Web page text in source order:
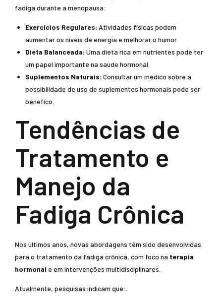
fadiga durante a menopausa:
Exercícios Regulares: Atividades físicas podem
aumentar os níveis de energia e melhorar o humor.
Dieta Balanceada: Uma dieta rica em nutrientes pode ter
um papel importante na saúde hormonal.
Suplementos Naturais: Consultar um médico sobre a
possibilidade de uso de suplementos hormonais pode ser
benéfico.
Tendências de
Tratamento e
Manejo da
Fadiga Crônica
Nos últimos anos, novas abordagens têm sido desenvolvidas
para o tratamento da fadiga crônica, com foco na terapia
hormonal e em intervenções multidisciplinares.
Atualmente, pesquisas indicam que:.